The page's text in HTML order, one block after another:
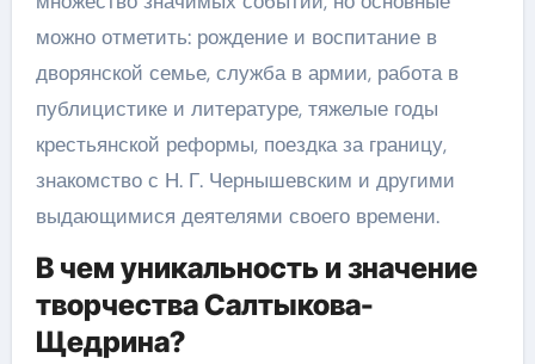
можно отметить: рождение и воспитание в
дворянской семье, служба в армии, работа в
публицистике и литературе, тяжелые годы
крестьянской реформы, поездка за границу,
знакомство с Н. Г. Чернышевским и другими
выдающимися деятелями своего времени.
В чем уникальность и значение
творчества Салтыкова-
Щедрина?